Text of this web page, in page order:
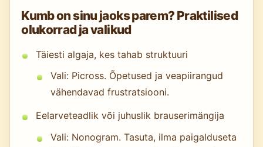
Kumb on sinu jaoks parem? Praktilised
olukorrad ja valikud
Täiesti algaja, kes tahab struktuuri
Vali: Picross. Õpetused ja veapiirangud
vähendavad frustratsiooni.
Eelarveteadlik või juhuslik brauserimängija
Vali: Nonogram. Tasuta, ilma paigalduseta